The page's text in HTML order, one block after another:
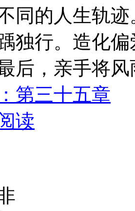
同的人生轨
独行。造化
后，亲手将
第三十五章
读